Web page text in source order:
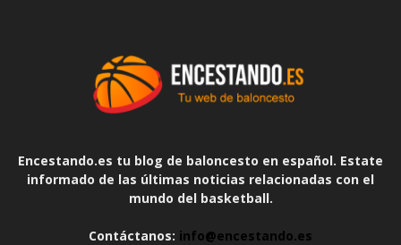
Encestando.es tu blog de baloncesto en español. Estate
informado de las últimas noticias relacionadas con el
mundo del basketball.
Contáctanos: info@encestando.es